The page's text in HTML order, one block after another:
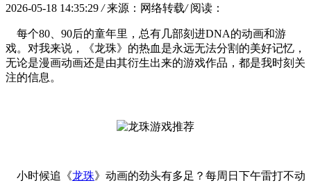
2026-05-18 14:35:29 / 来源：网络转载/ 阅读：
每个80、90后的童年里，总有几部刻进DNA的动画和游
戏。对我来说，《龙珠》的热血是永远无法分割的美好记忆，
无论是漫画动画还是由其衍生出来的游戏作品，都是我时刻关
注的信息。
小时候追《龙珠》动画的劲头有多足？每周日下午雷打不动